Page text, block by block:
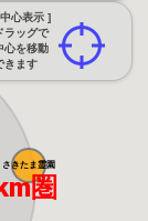
心表示 ]
ラッグで
心を移動
きます
さきたま霊園
圏